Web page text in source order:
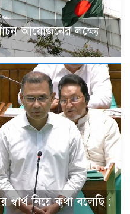
আয়োজনের লক্ষ্যে
নিয়ে কথা বলেছি :